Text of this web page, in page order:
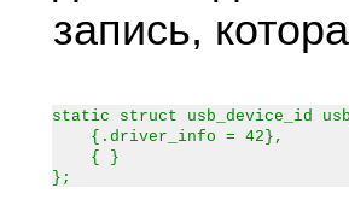
запись,
static struct usb_device_id
{.driver_info = 42},
{ }
};